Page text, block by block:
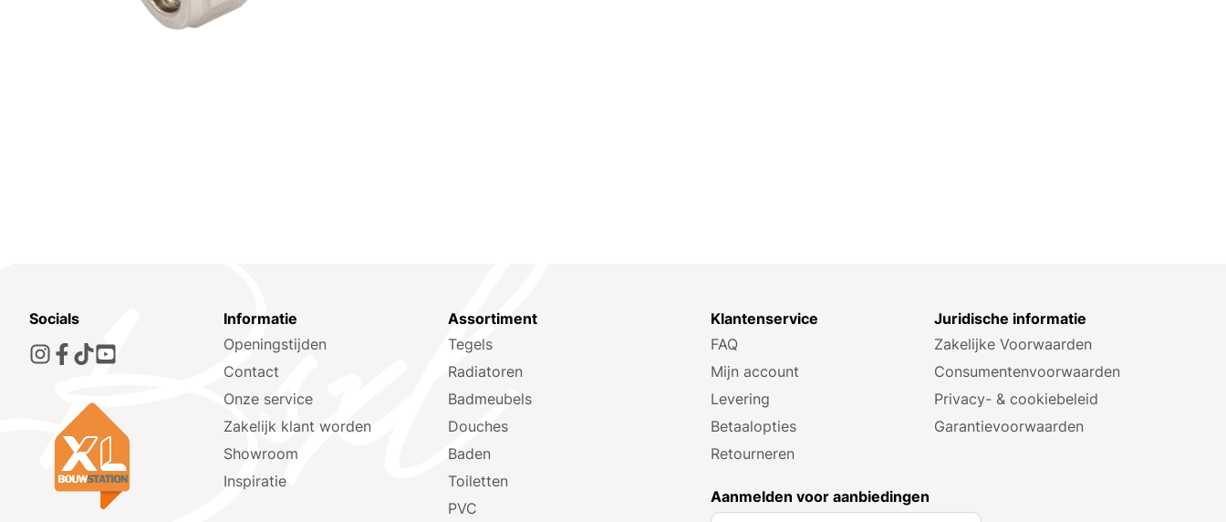
Socials
Informatie
Openingstijden
Contact
Onze service
Zakelijk klant worden
Showroom
Inspiratie
Assortiment
Tegels
Radiatoren
Badmeubels
Douches
Baden
Toiletten
PVC
Klantenservice
FAQ
Mijn account
Levering
Betaalopties
Retourneren
Juridische informatie
Zakelijke Voorwaarden
Consumenten­voorwaarden
Privacy- & cookiebeleid
Garantie­voorwaarden
Aanmelden voor aanbiedingen